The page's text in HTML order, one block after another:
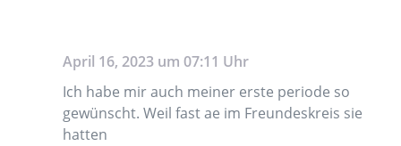
April 16, 2023 um 07:11 Uhr
Ich habe mir auch meiner erste periode so
gewünscht. Weil fast ae im Freundeskreis sie
hatten